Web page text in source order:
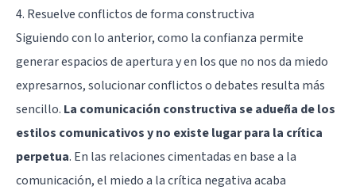
4. Resuelve conflictos de forma constructiva
Siguiendo con lo anterior, como la confianza permite
generar espacios de apertura y en los que no nos da miedo
expresarnos, solucionar conflictos o debates resulta más
sencillo. La comunicación constructiva se adueña de los
estilos comunicativos y no existe lugar para la crítica
perpetua. En las relaciones cimentadas en base a la
comunicación, el miedo a la crítica negativa acaba